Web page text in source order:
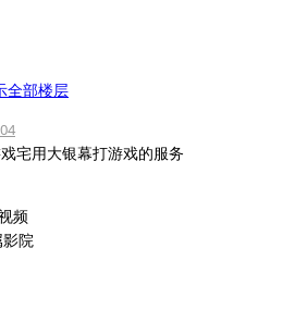
全部楼层
宅用大银幕打游戏的服务
频
院